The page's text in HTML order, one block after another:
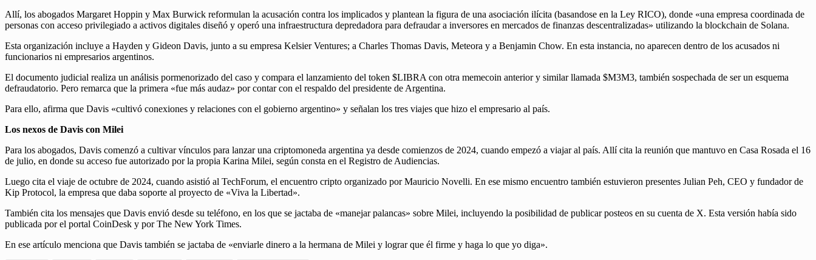
Allí, los abogados Margaret Hoppin y Max Burwick reformulan la acusación contra los implicados y plantean la figura de una asociación ilícita (basandose en la Ley RICO), donde «una empresa coordinada de
personas con acceso privilegiado a activos digitales diseñó y operó una infraestructura depredadora para defraudar a inversores en mercados de finanzas descentralizadas» utilizando la blockchain de Solana.
Esta organización incluye a Hayden y Gideon Davis, junto a su empresa Kelsier Ventures; a Charles Thomas Davis, Meteora y a Benjamin Chow. En esta instancia, no aparecen dentro de los acusados ni
funcionarios ni empresarios argentinos.
El documento judicial realiza un análisis pormenorizado del caso y compara el lanzamiento del token $LIBRA con otra memecoin anterior y similar llamada $M3M3, también sospechada de ser un esquema
defraudatorio. Pero remarca que la primera «fue más audaz» por contar con el respaldo del presidente de Argentina.
Para ello, afirma que Davis «cultivó conexiones y relaciones con el gobierno argentino» y señalan los tres viajes que hizo el empresario al país.
Los nexos de Davis con Milei
Para los abogados, Davis comenzó a cultivar vínculos para lanzar una criptomoneda argentina ya desde comienzos de 2024, cuando empezó a viajar al país. Allí cita la reunión que mantuvo en Casa Rosada el 16
de julio, en donde su acceso fue autorizado por la propia Karina Milei, según consta en el Registro de Audiencias.
Luego cita el viaje de octubre de 2024, cuando asistió al TechForum, el encuentro cripto organizado por Mauricio Novelli. En ese mismo encuentro también estuvieron presentes Julian Peh, CEO y fundador de
Kip Protocol, la empresa que daba soporte al proyecto de «Viva la Libertad».
También cita los mensajes que Davis envió desde su teléfono, en los que se jactaba de «manejar palancas» sobre Milei, incluyendo la posibilidad de publicar posteos en su cuenta de X. Esta versión había sido
publicada por el portal CoinDesk y por The New York Times.
En ese artículo menciona que Davis también se jactaba de «enviarle dinero a la hermana de Milei y lograr que él firme y haga lo que yo diga».